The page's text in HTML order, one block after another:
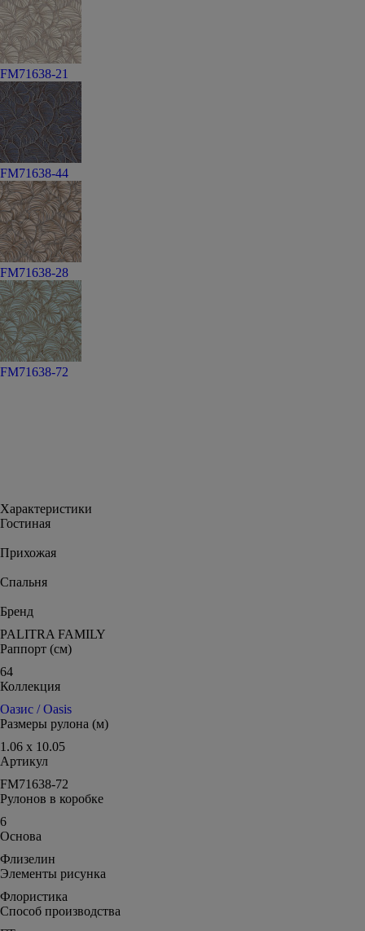
FM71638-21
FM71638-44
FM71638-28
FM71638-72
Характеристики
Гостиная
Прихожая
Спальня
Бренд
PALITRA FAMILY
Раппорт (см)
64
Коллекция
Оазис / Oasis
Размеры рулона (м)
1.06 x 10.05
Артикул
FM71638-72
Рулонов в коробке
6
Основа
Флизелин
Элементы рисунка
Флористика
Способ производства